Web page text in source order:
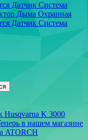
Дыма Охранная
Датчик Система
Husqvarna K 3000
в нашем магазине
ATORCH